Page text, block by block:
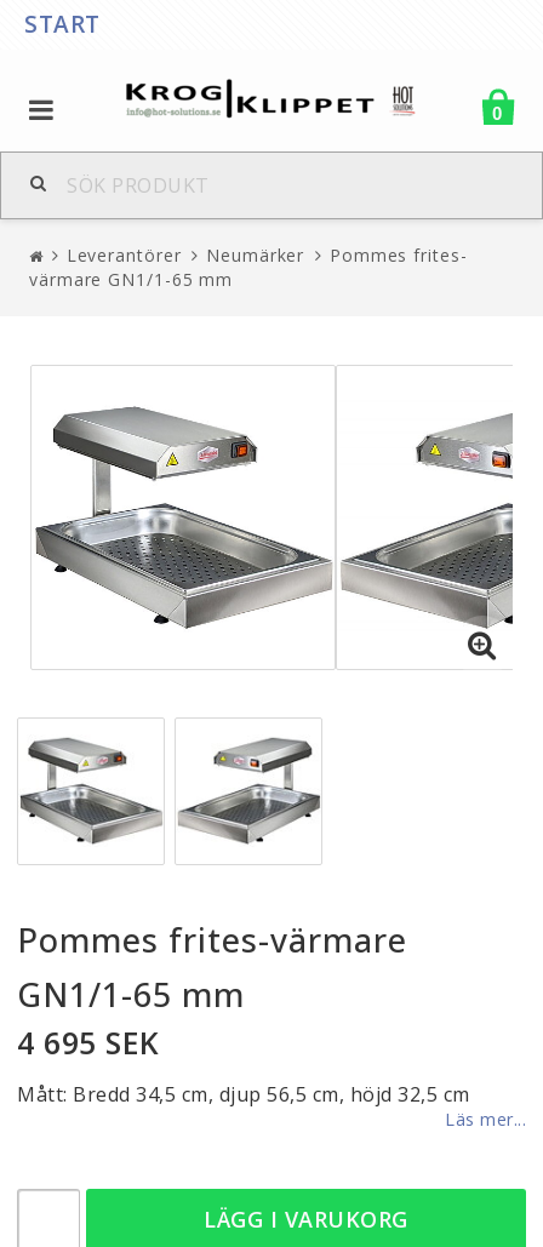
START
0
Leverantörer Neumärker
Pommes frites-
värmare GN1/1-65 mm
Pommes frites-värmare
GN1/1-65 mm
4 695 SEK
Mått: Bredd 34,5 cm, djup 56,5 cm, höjd 32,5 cm
Läs mer...
LÄGG I VARUKORG